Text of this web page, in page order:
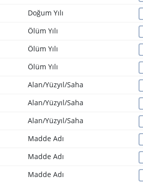
Doğum Yılı
Ölüm Yılı
Ölüm Yılı
Ölüm Yılı
Alan/Yüzyıl/Saha
Alan/Yüzyıl/Saha
Alan/Yüzyıl/Saha
Madde Adı
Madde Adı
Madde Adı